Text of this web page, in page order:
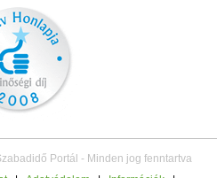
Portál - Minden jog fenntartva